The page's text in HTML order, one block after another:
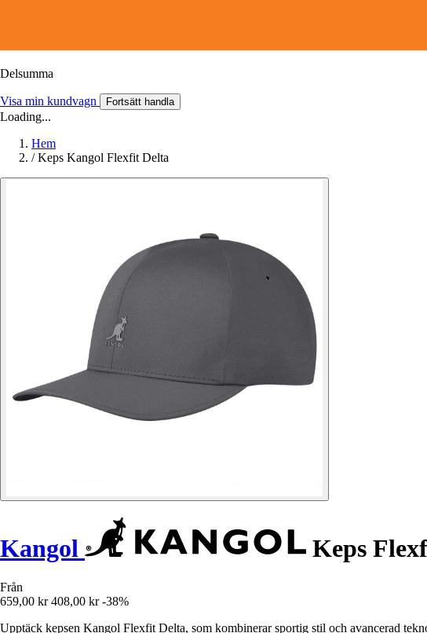
Delsumma
Visa min kundvagn Fortsätt handla
Loading...
Hem
/ Keps Kangol Flexfit Delta
Kangol Keps
Från
659,00 kr 408,00 kr -38%
Upptäck kepsen Kangol Flexfit Delta, som kombinerar sportig stil och avancerad